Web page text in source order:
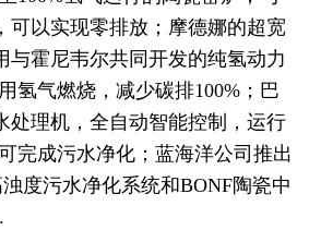
可以实现零排放；摩德娜的超宽
与霍尼韦尔共同开发的纯氢动力
氢气燃烧，减少碳排100%；巴
处理机，全自动智能控制，运行
完成污水净化；蓝海洋公司推出
度污水净化系统和BONF陶瓷中